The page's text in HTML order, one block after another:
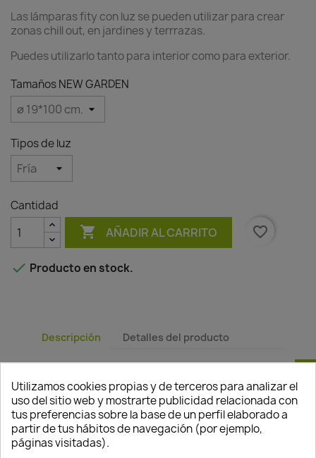
Las lámparas fity con luz se pueden utilizar para crear
zonas chill out, en jardines y terrrazas.
Puedes utilizarlo tanto para interior como para exterior.
Tamaños NEW GARDEN
Tipos de luz
Cantidad
 AÑADIR AL CARRITO favorite_border
 Producto en stock.
Descripción Detalles del producto
perfecto para ambientar su jardín, terraza, hogar
o cualquier espacio. La luz aporta distinción y
personalidad a cualquier espacio. Color
inalterable, resistente a los Rayos UV. Resistente
al hielo.
Utilizamos cookies propias y de terceros para analizar el
uso del sitio web y mostrarte publicidad relacionada con
tus preferencias sobre la base de un perfil elaborado a
partir de tus hábitos de navegación (por ejemplo,
páginas visitadas).